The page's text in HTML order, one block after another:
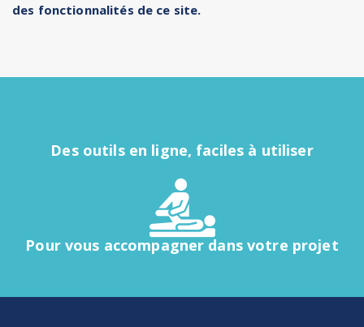
des fonctionnalités de ce site.
Des outils en ligne, faciles à utiliser
Pour vous accompagner dans votre projet